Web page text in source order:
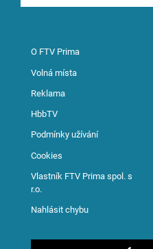
O FTV Prima
Volná místa
Reklama
HbbTV
Podmínky užívání
Cookies
Vlastník FTV Prima spol. s
r.o.
Nahlásit chybu